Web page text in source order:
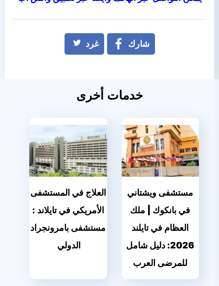
شارك غرد
خدمات أخرى
مستشفى ويشتاني
في بانكوك | ملك
العظام في تايلند
2026: دليل شامل
للمرضى العرب
العلاج في المستشفى
الأمريكي في تايلاند :
مستشفى بامرونجراد
الدولي